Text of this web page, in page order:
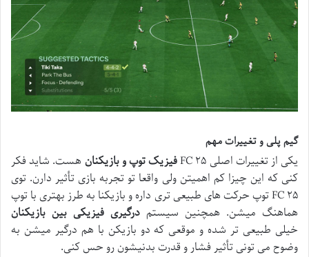
گیم پلی و تغییرات مهم
یکی از تغییرات اصلی FC ۲۵ فیزیک توپ و بازیکنان هست. شاید فکر
کنی که این چیزا کم اهمیتن ولی واقعا تو تجربه بازی تأثیر دارن. توی
FC ۲۵ توپ حرکت های طبیعی تری داره و بازیکنا به طرز بهتری با توپ
هماهنگ میشن. همچنین سیستم درگیری فیزیکی بین بازیکنان
خیلی طبیعی تر شده و موقعی که دو بازیکن با هم درگیر میشن به
وضوح می تونی تأثیر فشار و قدرت بدنیشون رو حس کنی.